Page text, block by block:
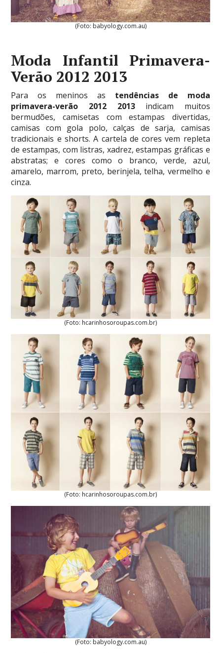
(Foto: babyology.com.au)
Moda Infantil Primavera-
Verão 2012 2013
Para os meninos as tendências de moda
primavera-verão 2012 2013indicam muitos
bermudões, camisetas com estampas divertidas,
camisas com gola polo, calças de sarja, camisas
tradicionais e shorts. A cartela de cores vem repleta
de estampas, com listras, xadrez, estampas gráficas e
abstratas; e cores como o branco, verde, azul,
amarelo, marrom, preto, berinjela, telha, vermelho e
cinza.
(Foto: hcarinhosoroupas.com.br)
(Foto: hcarinhosoroupas.com.br)
(Foto: babyology.com.au)